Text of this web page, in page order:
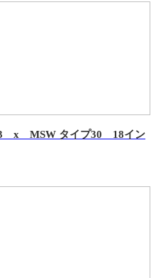
3 x MSW タイプ30 18イン